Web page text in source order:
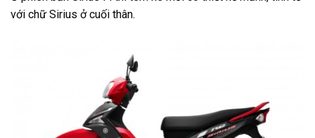
với chữ Sirius ở cuối thân.